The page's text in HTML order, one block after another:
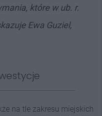
które w ub. r.
Ewa Guziel,
na tle zakresu miejskich